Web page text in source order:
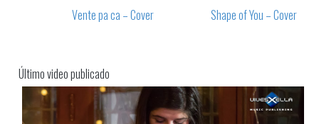
Post navigation
Vente pa ca – Cover Shape of You – Cover
Último video publicado